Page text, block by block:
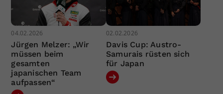
04.02.2026
Jürgen Melzer: „Wir
müssen beim
gesamten
japanischen Team
aufpassen“
02.02.2026
Davis Cup: Austro-
Samurais rüsten sich
für Japan